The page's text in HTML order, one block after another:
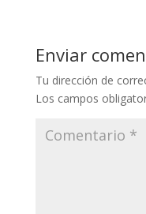
Enviar
Tu dirección de
Los campos